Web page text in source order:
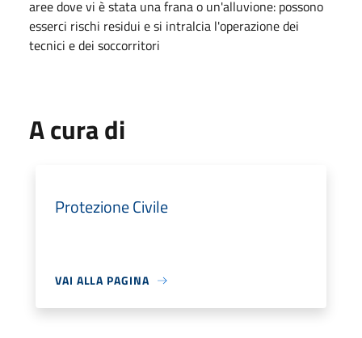
aree dove vi è stata una frana o un'alluvione: possono
esserci rischi residui e si intralcia l'operazione dei
tecnici e dei soccorritori
A cura di
Protezione Civile
VAI ALLA PAGINA